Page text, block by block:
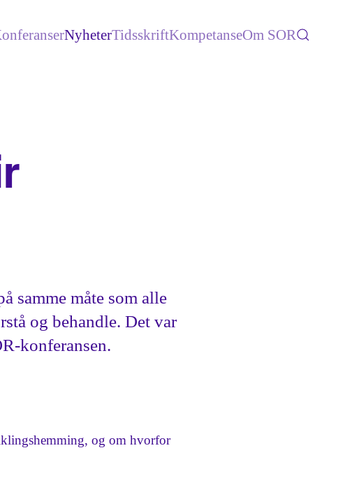
NyheterTidsskriftKompetanseOm SOR
samme måte som alle
og behandle. Det var
konferansen.
og om hvorfor